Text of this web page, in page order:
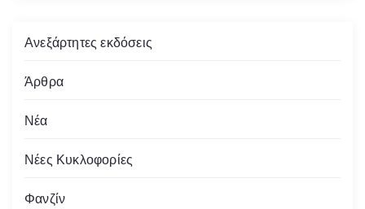
Ανεξάρτητες εκδόσεις
Άρθρα
Νέα
Νέες Κυκλοφορίες
Φανζίν